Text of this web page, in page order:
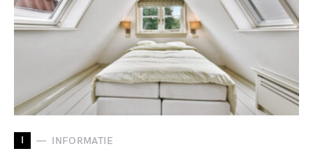
I INFORMATIE